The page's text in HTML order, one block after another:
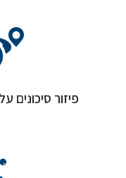
פיזור סיכונים